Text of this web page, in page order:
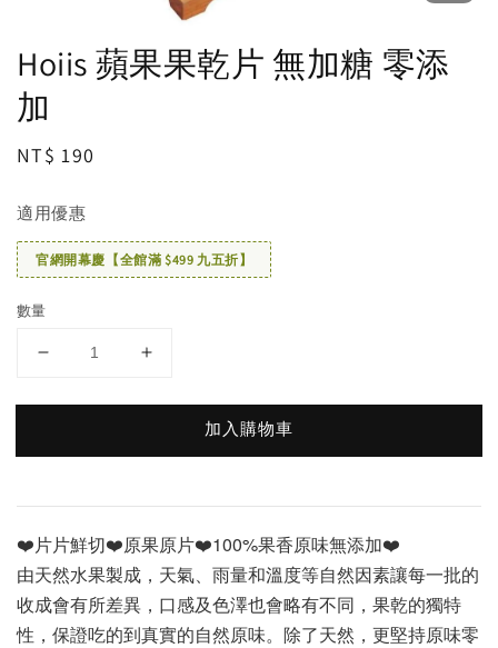
Hoiis 蘋果果乾片 無加糖 零添
加
Regular
NT$ 190
適用優惠
官網開幕慶【全館滿 $499 九五折】
數量
加入購物車
❤️片片鮮切❤️原果原片❤️100%果香原味無添加❤️
由天然水果製成，天氣、雨量和溫度等自然因素讓每一批的
收成會有所差異，口感及色澤也會略有不同，果乾的獨特
性，保證吃的到真實的自然原味。除了天然，更堅持原味零